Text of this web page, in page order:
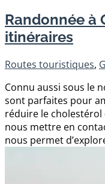
Randonnée à
itinéraires
Routes touristiques,
Connu aussi sous le
sont parfaites pour
réduire le cholestérol
nous mettre en
nous permet